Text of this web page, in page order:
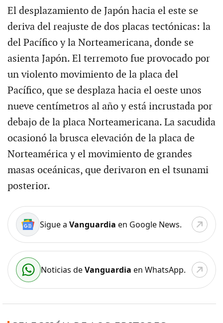
El desplazamiento de Japón hacia el este se
deriva del reajuste de dos placas tectónicas: la
del Pacífico y la Norteamericana, donde se
asienta Japón. El terremoto fue provocado por
un violento movimiento de la placa del
Pacífico, que se desplaza hacia el oeste unos
nueve centímetros al año y está incrustada por
debajo de la placa Norteamericana. La sacudida
ocasionó la brusca elevación de la placa de
Norteamérica y el movimiento de grandes
masas oceánicas, que derivaron en el tsunami
posterior.
Sigue a Vanguardia en Google News.
Noticias deVanguardia en WhatsApp.